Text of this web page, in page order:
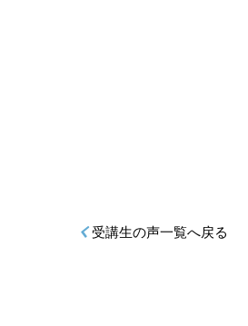
受講生の声一覧へ戻る